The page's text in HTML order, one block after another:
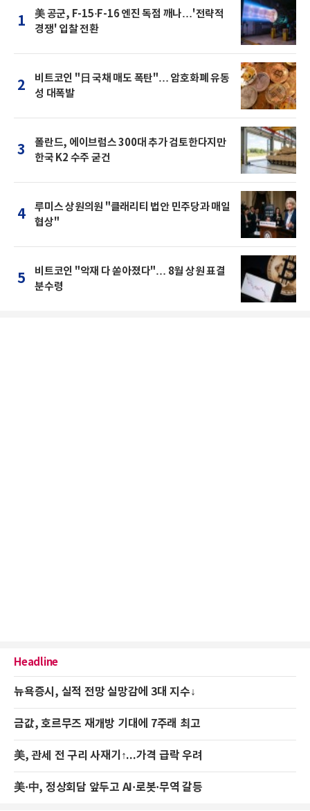
1
美 공군, F-15·F-16 엔진 독점 깨나…'전략적
경쟁' 입찰 전환
2
비트코인 "日 국채 매도 폭탄"… 암호화폐 유동
성 대폭발
3
폴란드, 에이브럼스 300대 추가 검토한다지만
한국 K2 수주 굳건
4
루미스 상원의원 "클래리티 법안 민주당과 매일
협상"
5
비트코인 "악재 다 쏟아졌다"… 8월 상원 표결
분수령
Headline
뉴욕증시, 실적 전망 실망감에 3대 지수↓
금값, 호르무즈 재개방 기대에 7주래 최고
美, 관세 전 구리 사재기↑...가격 급락 우려
美·中, 정상회담 앞두고 AI·로봇·무역 갈등